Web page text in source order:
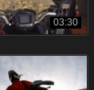
03:30